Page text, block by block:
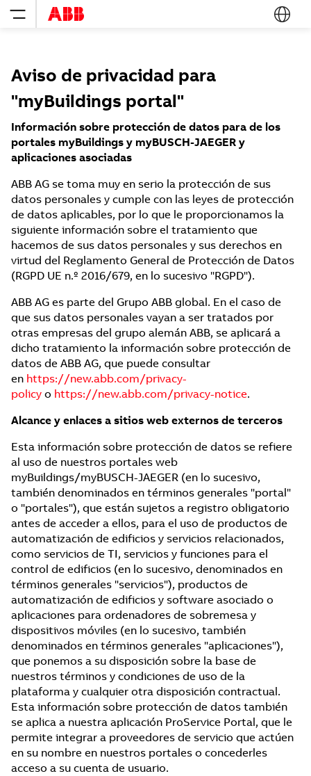
Aviso de privacidad para
"myBuildings portal"
Información sobre protección de datos para de los
portales myBuildings y myBUSCH-JAEGER y
aplicaciones asociadas
ABB AG se toma muy en serio la protección de sus
datos personales y cumple con las leyes de protección
de datos aplicables, por lo que le proporcionamos la
siguiente información sobre el tratamiento que
hacemos de sus datos personales y sus derechos en
virtud del Reglamento General de Protección de Datos
(RGPD UE n.º 2016/679, en lo sucesivo "RGPD").
ABB AG es parte del Grupo ABB global. En el caso de
que sus datos personales vayan a ser tratados por
otras empresas del grupo alemán ABB, se aplicará a
dicho tratamiento la información sobre protección de
datos de ABB AG, que puede consultar
en https://new.abb.com/privacy-
policyo https://new.abb.com/privacy-notice.
Alcance y enlaces a sitios web externos de terceros
Esta información sobre protección de datos se refiere
al uso de nuestros portales web
myBuildings/myBUSCH-JAEGER (en lo sucesivo,
también denominados en términos generales "portal"
o "portales"), que están sujetos a registro obligatorio
antes de acceder a ellos, para el uso de productos de
automatización de edificios y servicios relacionados,
como servicios de TI, servicios y funciones para el
control de edificios (en lo sucesivo, denominados en
términos generales "servicios"), productos de
automatización de edificios y software asociado o
aplicaciones para ordenadores de sobremesa y
dispositivos móviles (en lo sucesivo, también
denominados en términos generales "aplicaciones"),
que ponemos a su disposición sobre la base de
nuestros términos y condiciones de uso de la
plataforma y cualquier otra disposición contractual.
Esta información sobre protección de datos también
se aplica a nuestra aplicación ProService Portal, que le
permite integrar a proveedores de servicio que actúen
en su nombre en nuestros portales o concederles
acceso a su cuenta de usuario.